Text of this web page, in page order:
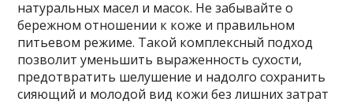
натуральных масел и масок. Не забывайте о
бережном отношении к коже и правильном
питьевом режиме. Такой комплексный подход
позволит уменьшить выраженность сухости,
предотвратить шелушение и надолго сохранить
сияющий и молодой вид кожи без лишних затрат